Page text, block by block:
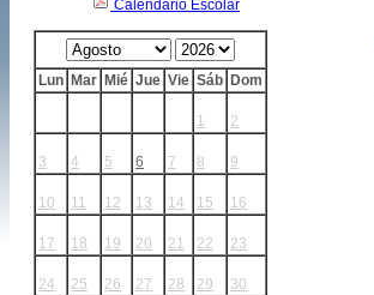
Calendario Escolar
Lun Mar Mié Jue Vie Sáb Dom
1 2
3 4 5 6 7 8 9
10 11 12 13 14 15 16
17 18 19 20 21 22 23
24 25 26 27 28 29 30